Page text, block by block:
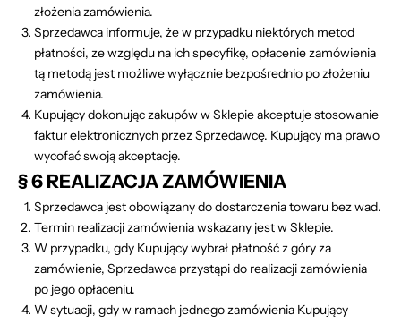
złożenia zamówienia.
Sprzedawca informuje, że w przypadku niektórych metod
płatności, ze względu na ich specyfikę, opłacenie zamówienia
tą metodą jest możliwe wyłącznie bezpośrednio po złożeniu
zamówienia.
Kupujący dokonując zakupów w Sklepie akceptuje stosowanie
faktur elektronicznych przez Sprzedawcę. Kupujący ma prawo
wycofać swoją akceptację.
§ 6 REALIZACJA ZAMÓWIENIA
Sprzedawca jest obowiązany do dostarczenia towaru bez wad.
Termin realizacji zamówienia wskazany jest w Sklepie.
W przypadku, gdy Kupujący wybrał płatność z góry za
zamówienie, Sprzedawca przystąpi do realizacji zamówienia
po jego opłaceniu.
W sytuacji, gdy w ramach jednego zamówienia Kupujący